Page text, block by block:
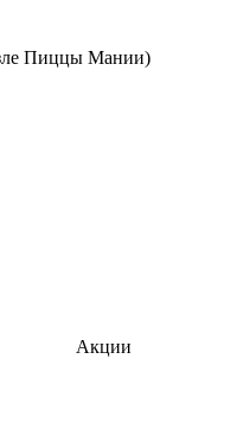
Пиццы Мании)
Акции